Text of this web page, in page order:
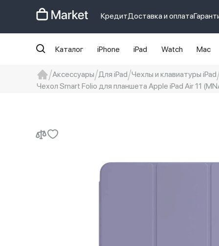
КредитДоставка и оплата
Каталог iPhone iPad Watch Mac
iphone айфон Iphone 14 pro
Аксессуары Для iPad Чехлы и клавиатуры iPad
Чехол Smart Folio для планшета Apple iPad Air 11